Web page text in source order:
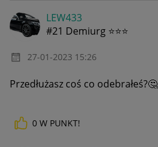
LEW433
#21 Demiurg ⭐⭐⭐
‎27-01-2023 15:26
Przedłużasz coś co odebrałeś?🤔
0 W PUNKT!